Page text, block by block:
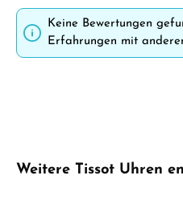
Keine Bewertungen
Erfahrungen mit
Produktgalerie überspringen
Weitere Tissot Uhren